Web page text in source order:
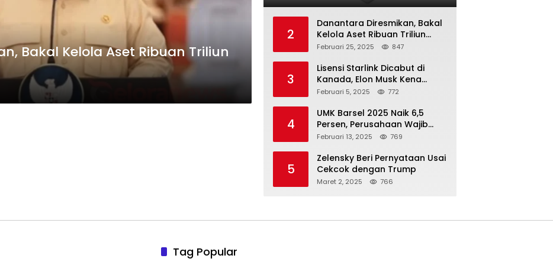
Bakal Kelola Aset Ribuan Triliun
2
Danantara Diresmikan, Bakal
Kelola Aset Ribuan Triliun
Rupiah dari 7 BUMN
Februari 25, 2025 847
3
Lisensi Starlink Dicabut di
Kanada, Elon Musk Kena
Imbas ‘Perang Dagang’
Februari 5, 2025 772
4
UMK Barsel 2025 Naik 6,5
Persen, Perusahaan Wajib
Taat
Februari 13, 2025 769
5
Zelensky Beri Pernyataan Usai
Cekcok dengan Trump
Maret 2, 2025 766
Tag Popular